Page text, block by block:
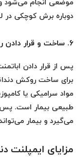
موضعی انجام می‌شود
دوباره برش کوچکی در
6. ساخت و قرار دادن روکش دندانی
پس از قرار دادن
برای ساخت روکش
مواد سرامیکی یا
طبیعی بیمار است. پس
می‌گیرد و بیمار
مزایای ایمپلنت